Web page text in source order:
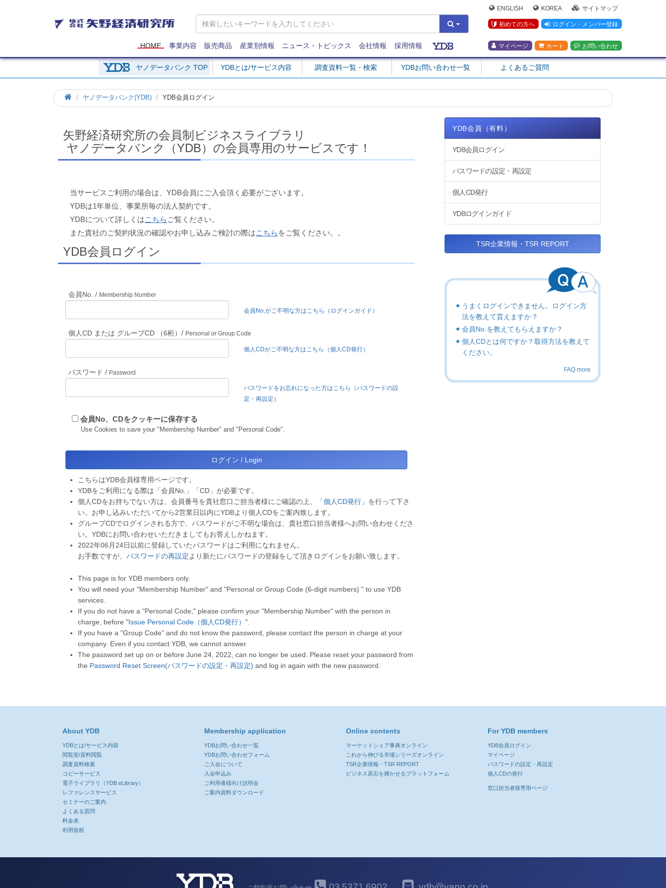
矢
野
研
究
所
ENGLISH KOREA サイトマップ
初めての方へ ログイン・メンバー登録
マイページ カート お問い合わせ
HOME 事業内容 販売商品 産業別情報 ニュース・トピックス 会社情報 採用情報
ヤノデータバンク TOP YDBとは/サービス内容 調査資料一覧・検索 YDBお問い合わせ一覧 よくあるご質問
ホ
ー
ヤノデータバンク(YDB) YDB会員ログイン
矢野経済研究所の会員制ビジネスライブラリ
ヤノデータバンク（YDB）の会員専用のサービスです！
当サービスご利用の場合は、YDB会員にご入会頂く必要がございます。
YDBは1年単位、事業所毎の法人契約です。
YDBについて詳しくはこちら ご覧ください。
また貴社のご契約状況の確認やお申し込みご検討の際はこちら をご覧ください。。
YDB会員ログイン
会員No. / Membership Number
会員No.がご不明な方はこちら（ログインガイド）
個人CD または グループCD （6桁）/ Personal or Group Code
個人CDがご不明な方はこちら（個人CD発行）
パスワード / Password
パスワードをお忘れになった方はこちら（パスワードの設
定・再設定）
会員No、CDをクッキーに保存する
Use Cookies to save your "Membership Number" and "Personal Code".
こちらはYDB会員様専用ページです。
YDBをご利用になる際は「会員No.」「CD」が必要です。
個人CDをお持ちでない方は、会員番号を貴社窓口ご担当者様にご確認の上、
「個人CD発行」 を行って下さ
い。お申し込みいただいてから2営業日以内にYDBより個人CDをご案内致します。
グループCDでログインされる方で、パスワードがご不明な場合は、貴社窓口担当者様へお問い合わせくださ
い。YDBにお問い合わせいただきましてもお答えしかねます。
2022年06月24日以前に登録していたパスワードはご利用になれません。
お手数ですが、 パスワードの再設定より新たにパスワードの登録をして頂きログインをお願い致します。
This page is for YDB members only.
You will need your "Membership Number" and "Personal or Group Code (6-digit numbers) " to use YDB
services.
If you do not have a "Personal Code," please confirm your "Membership Number" with the person in
charge, before "Issue Personal Code（個人CD発行） ".
If you have a ”Group Code” and do not know the password, please contact the person in charge at your
company. Even if you contact YDB, we cannot answer.
The password set up on or before June 24, 2022, can no longer be used. Please reset your password from
the Password Reset Screen(パスワードの設定・再設定) and log in again with the new password.
YDB会員（有料）
YDB会員ログイン
パスワードの設定・再設定
個人CD発行
YDBログインガイド
TSR企業情報・TSR REPORT
うまくログインできません。ログイン方
法を教えて貰えますか？
会員No.を教えてもらえますか？
個人CDとは何ですか？取得方法を教えて
ください。
FAQ more
About YDB
YDBとは/サービス内容
閲覧室/資料閲覧
調査資料検索
コピーサービス
電子ライブラリ（YDB eLibrary）
レファレンスサービス
セミナーのご案内
よくある質問
料金表
利用規程
Membership application
YDBお問い合わせ一覧
YDBお問い合わせフォーム
ご入会について
入会申込み
ご利用者様向け説明会
ご案内資料ダウンロード
Online contents
マーケットシェア事典オンライン
これから伸びる市場シリーズオンライン
TSR企業情報・TSR REPORT
ビジネス原石を輝かせるプラットフォーム
For YDB members
YDB会員ログイン
マイページ
パスワードの設定・再設定
個人CDの発行
窓口担当者様専用ページ